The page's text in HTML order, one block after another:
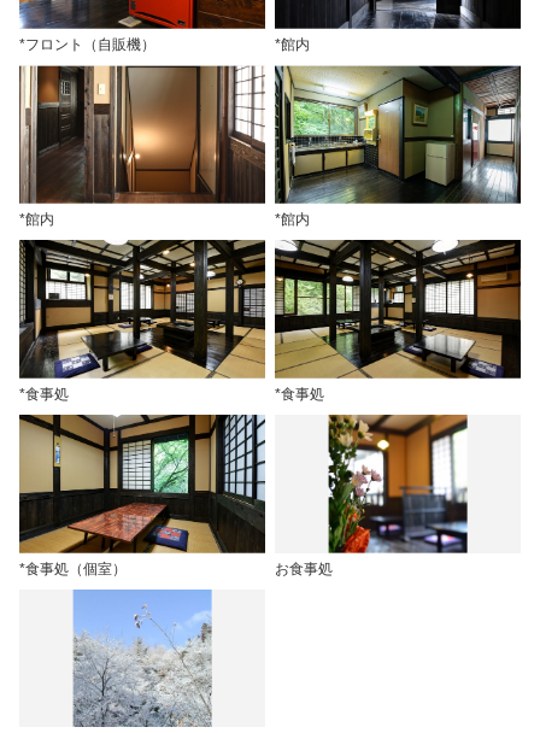
*フロント（自販機） *館内
*館内 *館内
*食事処 *食事処
*食事処（個室） お食事処